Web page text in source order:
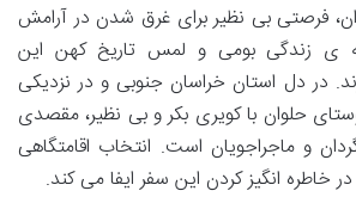
فرصتی بی نظیر برای غرق شدن در آرامش
ی زندگی بومی و لمس تاریخ کهن این
در دل استان خراسان جنوبی و در نزدیکی
حلوان با کویری بکر و بی نظیر، مقصدی
و ماجراجویان است. انتخاب اقامتگاهی
انگیز کردن این سفر ایفا می کند.